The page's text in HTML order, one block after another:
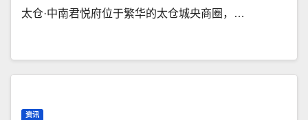
太仓·中南君悦府位于繁华的太仓城央商圈，…
资讯